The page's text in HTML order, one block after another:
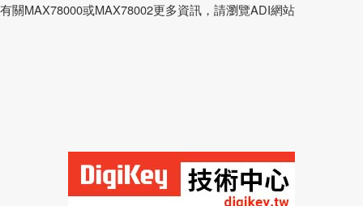
有關MAX78000或MAX78002更多資訊，請瀏覽ADI網站